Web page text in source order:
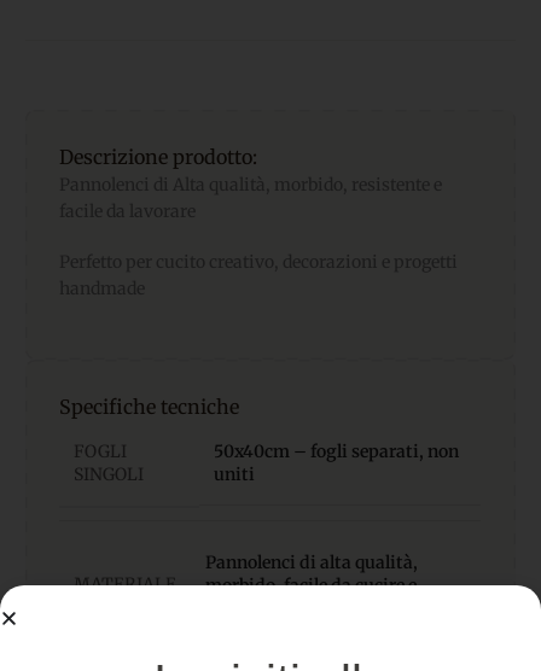
Descrizione prodotto:
Specifiche tecniche
FOGLI
SINGOLI
50x40cm – fogli separati, non
uniti
MATERIALE
Pannolenci di alta qualità,
morbido, facile da cucire e